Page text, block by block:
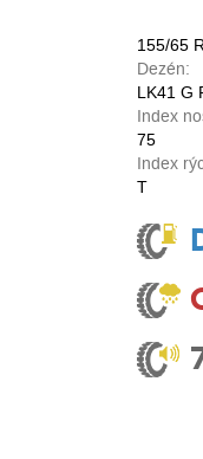
155/65
Dezén:
LK41 G
Index
75
Index
T